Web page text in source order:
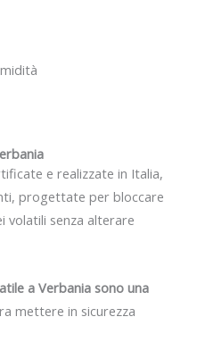
e realizzate in Italia,
progettate per bloccare
volatili senza alterare
a Verbania sono una
mettere in sicurezza